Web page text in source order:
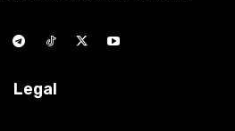
Legal